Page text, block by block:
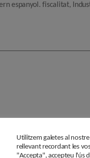
espanyol. fiscalitat,
Utilitzem galetes al
rellevant recordant les
"Accepta", accepteu l'ús